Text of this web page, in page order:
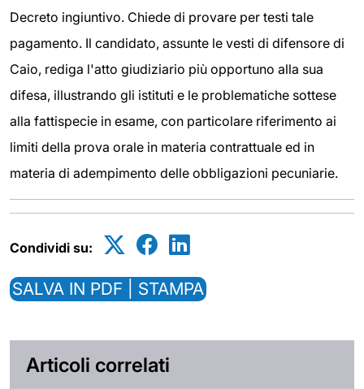
Decreto ingiuntivo. Chiede di provare per testi tale
pagamento. Il candidato, assunte le vesti di difensore di
Caio, rediga l'atto giudiziario più opportuno alla sua
difesa, illustrando gli istituti e le problematiche sottese
alla fattispecie in esame, con particolare riferimento ai
limiti della prova orale in materia contrattuale ed in
materia di adempimento delle obbligazioni pecuniarie.
Condividi su:
SALVA IN PDF | STAMPA
Articoli correlati